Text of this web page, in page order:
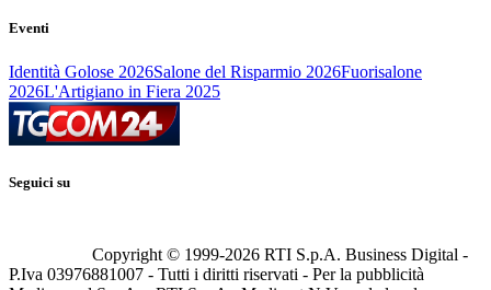
Eventi
Identità Golose 2026Salone del Risparmio 2026Fuorisalone
2026L'Artigiano in Fiera 2025
Seguici su
Copyright © 1999-2026 RTI S.p.A. Business Digital -
P.Iva 03976881007 - Tutti i diritti riservati - Per la pubblicità